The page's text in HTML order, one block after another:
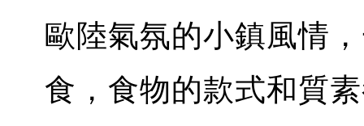
歐陸氣氛的小鎮風情
食，食物的款式和質